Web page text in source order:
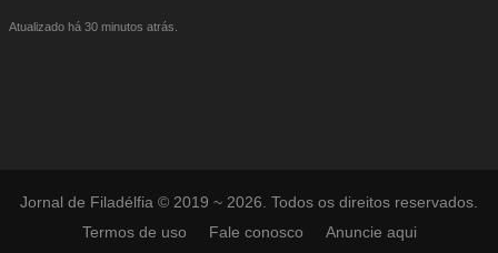
Atualizado há 30 minutos atrás.
Jornal de Filadélfia © 2019 ~ 2026. Todos os direitos reservados.
Termos de uso
Fale conosco Anuncie aqui